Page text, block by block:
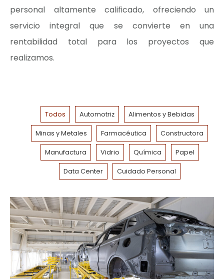
personal altamente calificado, ofreciendo un
servicio integral que se convierte en una
rentabilidad total para los proyectos que
realizamos.
Todos Automotriz Alimentos y Bebidas
Minas y Metales Farmacéutica Constructora
Manufactura Vidrio Química Papel
Data Center Cuidado Personal